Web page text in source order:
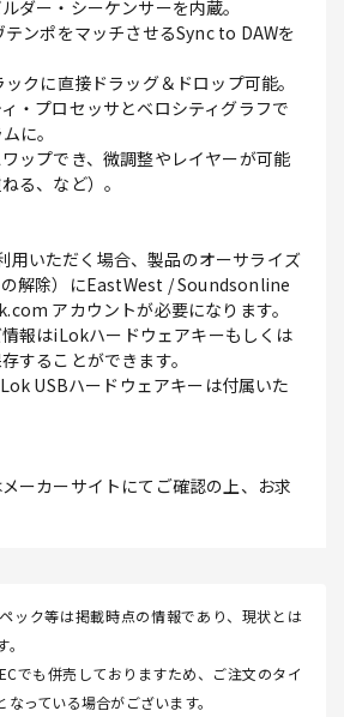
ダー・シーケンサーを内蔵。
テンポをマッチさせるSync to DAWを
クに直接ドラッグ＆ドロップ可能。
・プロセッサとベロシティグラフで
に。
ップでき、微調整やレイヤーが可能
る、など）。
用いただく場合、製品のオーサライズ
の解除）にEastWest / Soundsonline
アカウントが必要になります。
報はiLokハードウェアキーもしくは
することができます。
USBハードウェアキーは付属いた
ーカーサイトにてご確認の上、お求
ック等は掲載時点の情報であり、現状とは
でも併売しておりますため、ご注文のタイ
っている場合がございます。